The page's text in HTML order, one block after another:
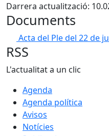
Darrera actualització:
Documents
Acta del Ple del 22 de
RSS
L'actualitat a un clic
Agenda
Agenda política
Avisos
Notícies